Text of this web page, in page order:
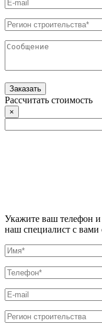
Рассчитать стоимость
×
Укажите ваш телефон и
наш специалист с вами